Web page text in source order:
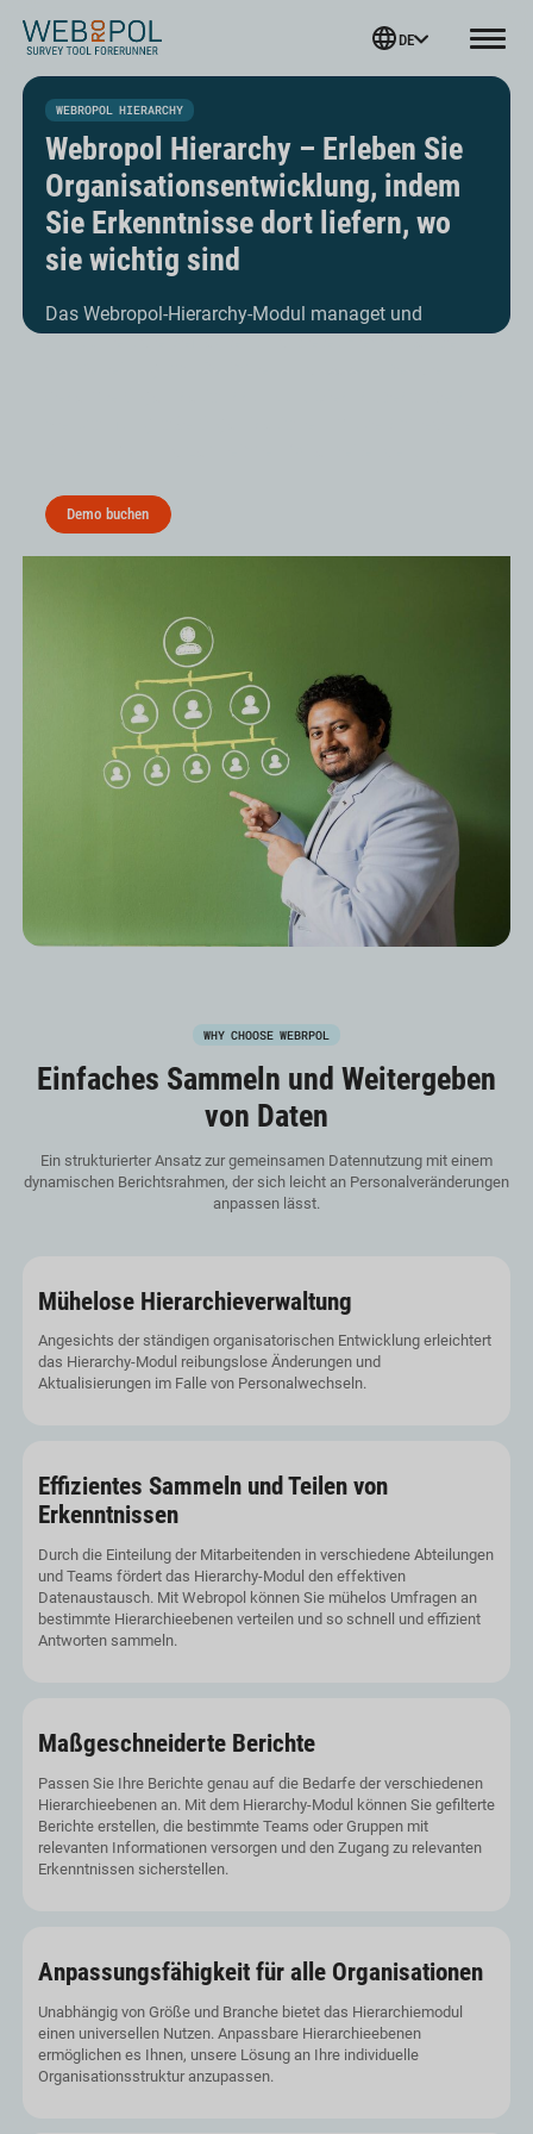
Skip
Webropol
Menu
DE
WEBROPOL HIERARCHY
Webropol Hierarchy – Erleben Sie
Organisations­entwicklung, indem
Sie Erkenntnisse dort liefern, wo
sie wichtig sind
Das Webropol-Hierarchy-Modul managet und
strukturiert die Befragten und bietet Flexibilität bei
Demo buchen
WHY CHOOSE WEBRPOL
Einfaches Sammeln und Weitergeben
von Daten
Ein strukturierter Ansatz zur gemeinsamen Datennutzung mit einem
dynamischen Berichtsrahmen, der sich leicht an Personalveränderungen
anpassen lässt.
Mühelose Hierarchieverwaltung
Angesichts der ständigen organisatorischen Entwicklung erleichtert
das Hierarchy-Modul reibungslose Änderungen und
Aktualisierungen im Falle von Personalwechseln.
Effizientes Sammeln und Teilen von
Erkenntnissen
Durch die Einteilung der Mitarbeitenden in verschiedene Abteilungen
und Teams fördert das Hierarchy-Modul den effektiven
Datenaustausch. Mit Webropol können Sie mühelos Umfragen an
bestimmte Hierarchieebenen verteilen und so schnell und effizient
Antworten sammeln.
Maßgeschneiderte Berichte
Passen Sie Ihre Berichte genau auf die Bedarfe der verschiedenen
Hierarchieebenen an. Mit dem Hierarchy-Modul können Sie gefilterte
Berichte erstellen, die bestimmte Teams oder Gruppen mit
relevanten Informationen versorgen und den Zugang zu relevanten
Erkenntnissen sicherstellen.
Anpassungsfähigkeit für alle Organisationen
Unabhängig von Größe und Branche bietet das Hierarchiemodul
einen universellen Nutzen. Anpassbare Hierarchieebenen
ermöglichen es Ihnen, unsere Lösung an Ihre individuelle
Organisationsstruktur anzupassen.